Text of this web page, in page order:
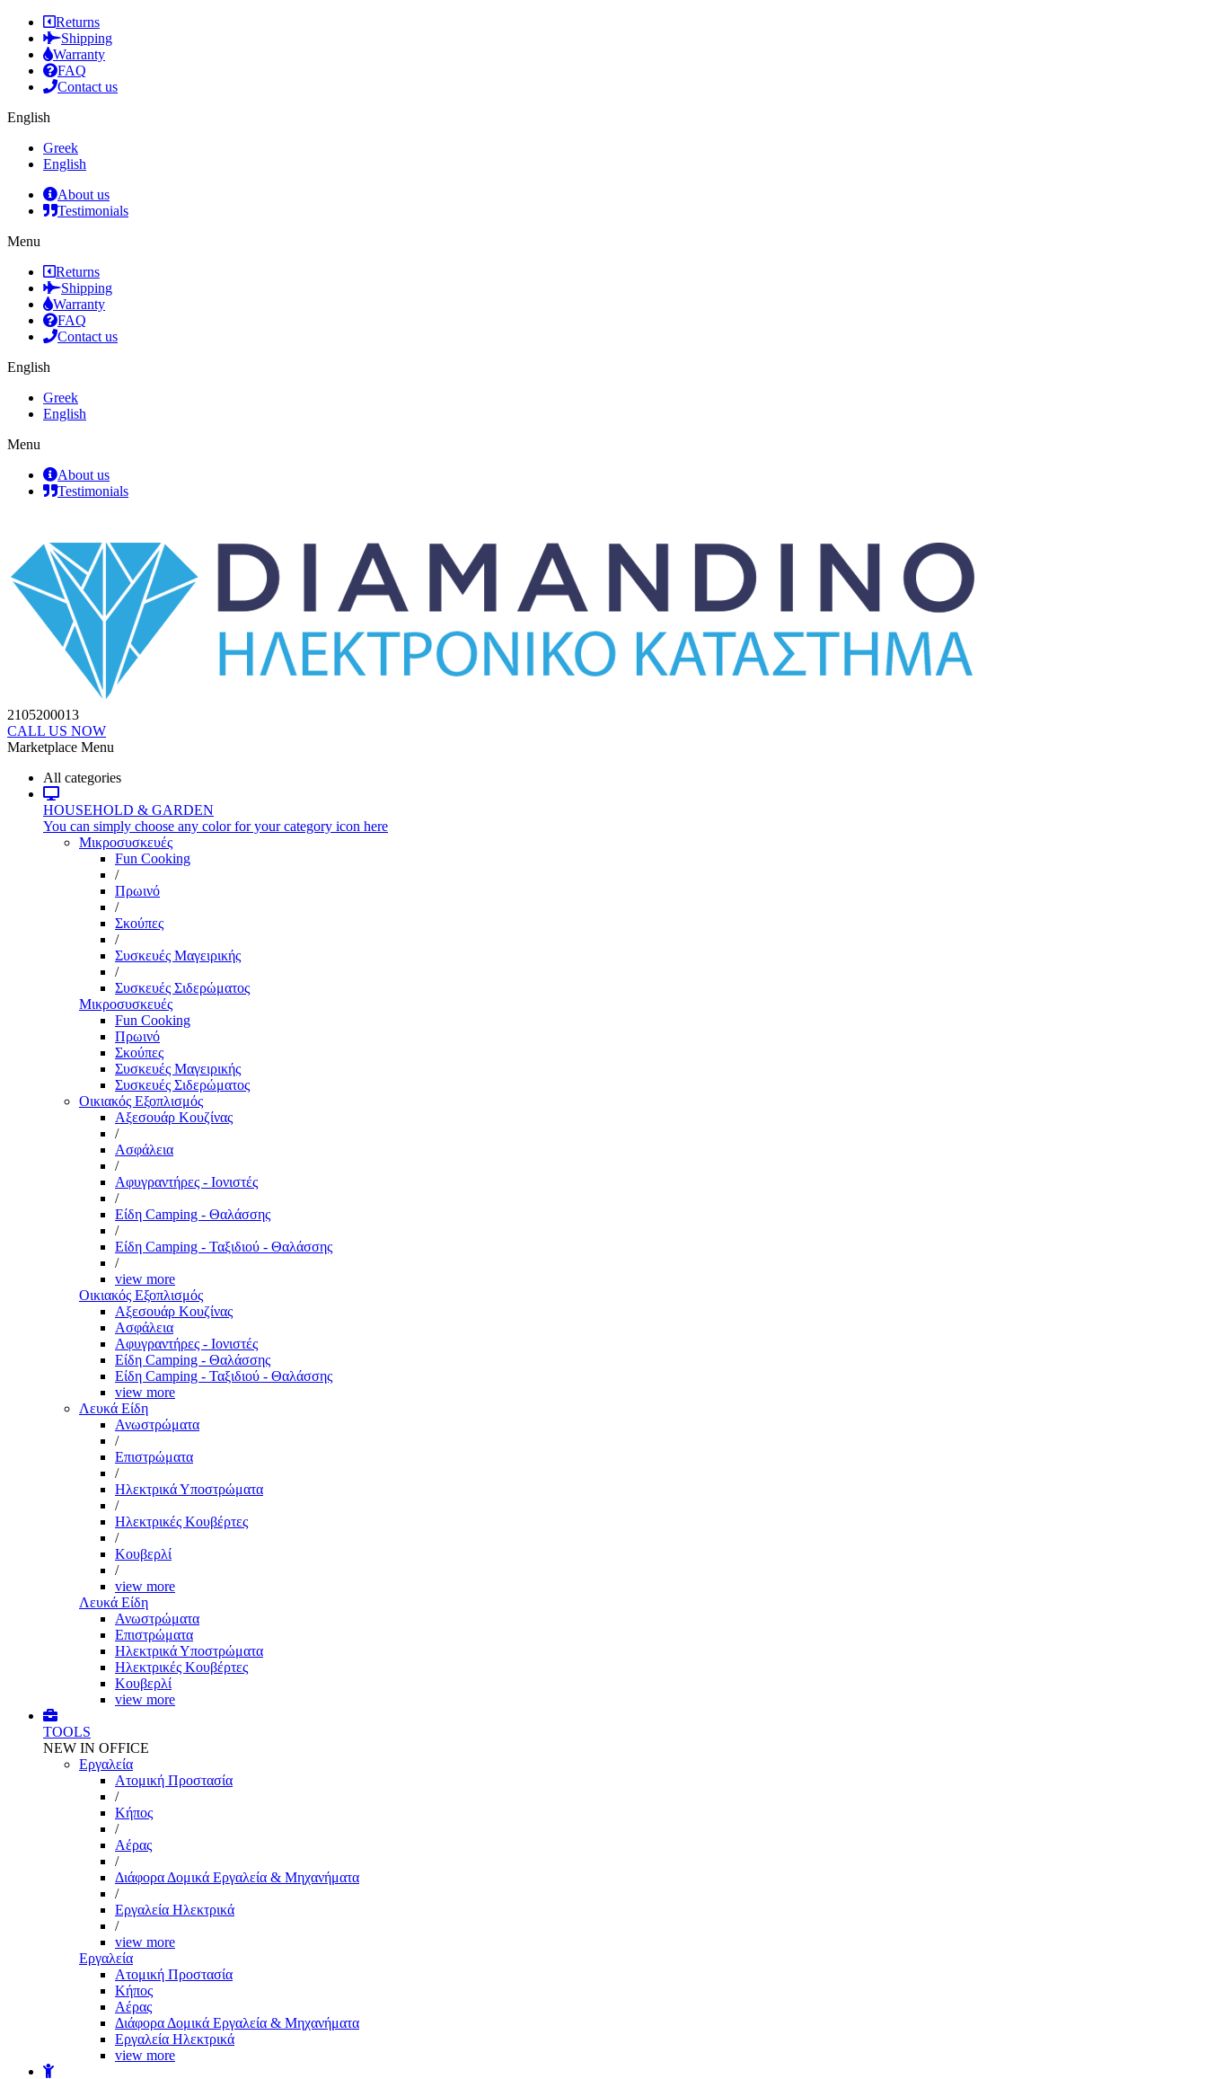
Returns
Shipping
Warranty
FAQ
Contact us
English
Greek
English
About us
Testimonials
Menu
Returns
Shipping
Warranty
FAQ
Contact us
English
Greek
English
Menu
About us
Testimonials
2105200013
CALL US NOW
Marketplace Menu
All categories
HOUSEHOLD & GARDEN
You can simply choose any color for your category icon here
Μικροσυσκευές
Fun Cooking
/
Πρωινό
/
Σκούπες
/
Συσκευές Μαγειρικής
/
Συσκευές Σιδερώματος
Μικροσυσκευές
Fun Cooking
Πρωινό
Σκούπες
Συσκευές Μαγειρικής
Συσκευές Σιδερώματος
Οικιακός Εξοπλισμός
Αξεσουάρ Κουζίνας
/
Ασφάλεια
/
Αφυγραντήρες - Ιονιστές
/
Είδη Camping - Θαλάσσης
/
Είδη Camping - Ταξιδιού - Θαλάσσης
/
view more
Οικιακός Εξοπλισμός
Αξεσουάρ Κουζίνας
Ασφάλεια
Αφυγραντήρες - Ιονιστές
Είδη Camping - Θαλάσσης
Είδη Camping - Ταξιδιού - Θαλάσσης
view more
Λευκά Είδη
Ανωστρώματα
/
Επιστρώματα
/
Ηλεκτρικά Υποστρώματα
/
Ηλεκτρικές Κουβέρτες
/
Κουβερλί
/
view more
Λευκά Είδη
Ανωστρώματα
Επιστρώματα
Ηλεκτρικά Υποστρώματα
Ηλεκτρικές Κουβέρτες
Κουβερλί
view more
TOOLS
NEW IN OFFICE
Εργαλεία
Aτομική Προστασία
/
Kήπος
/
Αέρας
/
Διάφορα Δομικά Εργαλεία & Μηχανήματα
/
Εργαλεία Ηλεκτρικά
/
view more
Εργαλεία
Aτομική Προστασία
Kήπος
Αέρας
Διάφορα Δομικά Εργαλεία & Μηχανήματα
Εργαλεία Ηλεκτρικά
view more